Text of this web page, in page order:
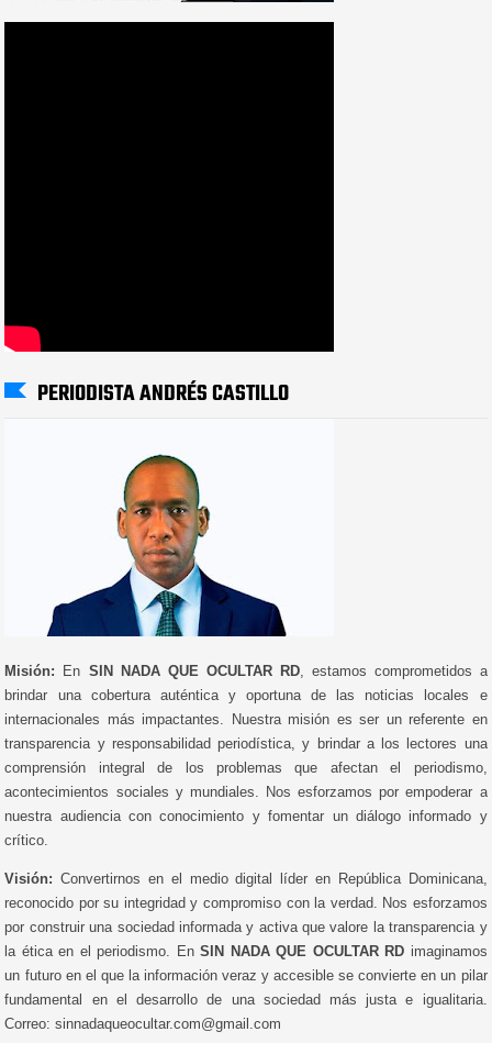
PERIODISTA ANDRÉS CASTILLO
Misión: En SIN NADA QUE OCULTAR RD, estamos comprometidos a
brindar una cobertura auténtica y oportuna de las noticias locales e
internacionales más impactantes. Nuestra misión es ser un referente en
transparencia y responsabilidad periodística, y brindar a los lectores una
comprensión integral de los problemas que afectan el periodismo,
acontecimientos sociales y mundiales. Nos esforzamos por empoderar a
nuestra audiencia con conocimiento y fomentar un diálogo informado y
crítico.
Visión: Convertirnos en el medio digital líder en República Dominicana,
reconocido por su integridad y compromiso con la verdad. Nos esforzamos
por construir una sociedad informada y activa que valore la transparencia y
la ética en el periodismo. EnSIN NADA QUE OCULTAR RD imaginamos
un futuro en el que la información veraz y accesible se convierte en un pilar
fundamental en el desarrollo de una sociedad más justa e igualitaria.
Correo: sinnadaqueocultar.com@gmail.com